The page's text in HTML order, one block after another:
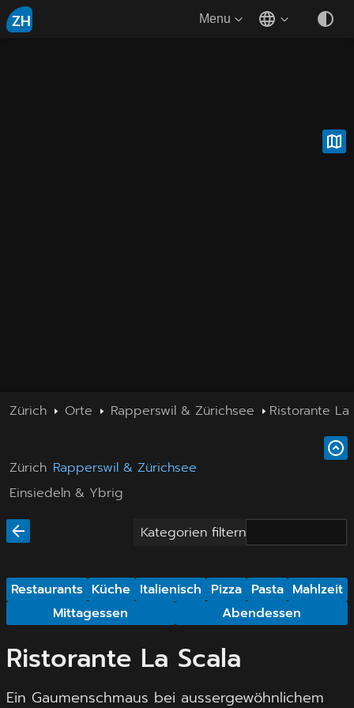
ZH Menu
Zürich Orte Rapperswil & Zürichsee Ristorante La
Zürich Rapperswil & Zürichsee
Einsiedeln & Ybrig
Kategorien filtern
Restaurants Küche Italienisch Pizza Pasta Mahlzeit
Mittagessen
Abendessen
Ristorante La Scala
Ein Gaumenschmaus bei aussergewöhnlichem